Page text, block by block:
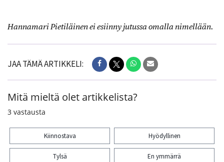
Hannamari Pietiläinen ei esiinny jutussa omalla nimellään.
JAA TÄMÄ ARTIKKELI:
Mitä mieltä olet artikkelista?
3 vastausta
Kiinnostava Hyödyllinen
Tylsä En ymmärrä